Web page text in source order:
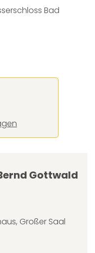
Bad
Gottwald
Großer Saal